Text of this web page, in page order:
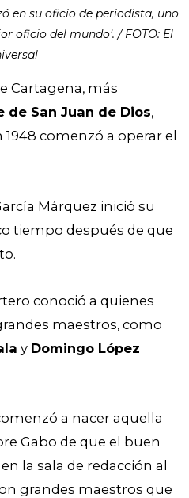
en su oficio de periodista, uno
oficio del mundo’. / FOTO: El
Cartagena, más
de San Juan de Dios,
comenzó a operar el
Márquez inició su
tiempo después de que
conoció a quienes
maestros, como
y Domingo López
a nacer aquella
Gabo de que el buen
la sala de redacción al
grandes maestros que